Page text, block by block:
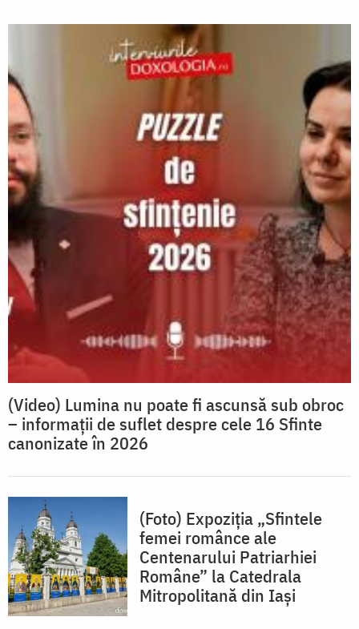
(Video) Lumina nu poate fi ascunsă sub obroc
– informații de suflet despre cele 16 Sfinte
canonizate în 2026
(Foto) Expoziția „Sfintele
femei românce ale
Centenarului Patriarhiei
Române” la Catedrala
Mitropolitană din Iași